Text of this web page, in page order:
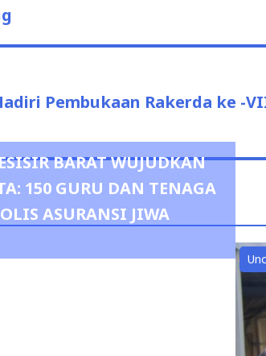
Pembukaan Rakerda ke -
BARAT WUJUDKAN
150 GURU DAN TENAGA
ASURANSI JIWA